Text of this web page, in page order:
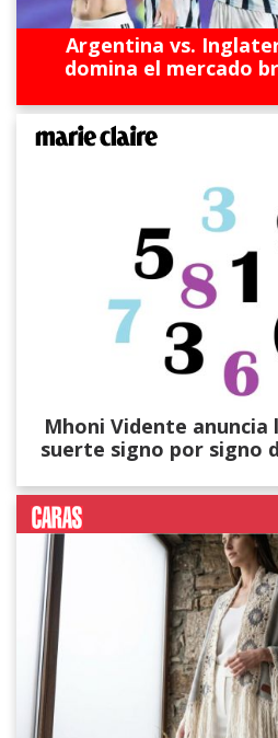
Argentina vs.
domina el mercado
Mhoni Vidente anuncia
suerte signo por signo